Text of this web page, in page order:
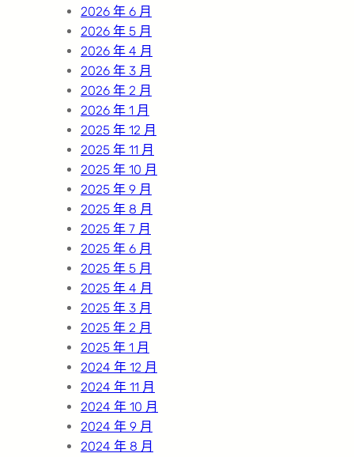
2026 年 6 月
2026 年 5 月
2026 年 4 月
2026 年 3 月
2026 年 2 月
2026 年 1 月
2025 年 12 月
2025 年 11 月
2025 年 10 月
2025 年 9 月
2025 年 8 月
2025 年 7 月
2025 年 6 月
2025 年 5 月
2025 年 4 月
2025 年 3 月
2025 年 2 月
2025 年 1 月
2024 年 12 月
2024 年 11 月
2024 年 10 月
2024 年 9 月
2024 年 8 月